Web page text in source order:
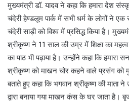
मुख्यमंत्री डॉ. यादव ने कहा कि हमारा देश
चंदेरी हेण्डलूम पार्क में सभी धर्म के लोगों ने
चंदेरी साड़ी को विश्व में प्रसिद्ध किया है।
श्रीकृष्ण ने 11 साल की उम्र में शिक्षा का
का पाठ भी पढ़ाया है। उन्होंने कहा कि हमारा
श्रीकृष्ण को माखन चोर कहने वाले प्रसंग को
बताते हुए कहा कि भगवान श्रीकृष्ण की माता
द्वारा बनाया गया माखन कंस के घर जाता है।